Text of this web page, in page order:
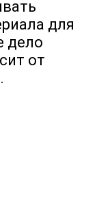
для
дело
от